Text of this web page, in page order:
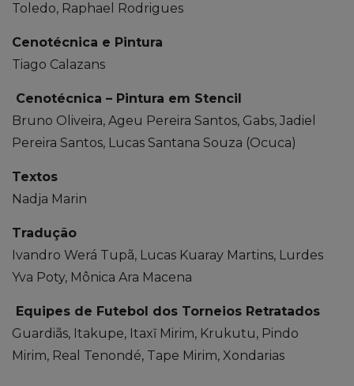
Toledo, Raphael Rodrigues
Cenotécnica e Pintura
Tiago Calazans
Cenotécnica – Pintura em Stencil
Bruno Oliveira, Ageu Pereira Santos, Gabs, Jadiel
Pereira Santos, Lucas Santana Souza (Ocuca)
Textos
Nadja Marin
Tradução
Ivandro Werá Tupã, Lucas Kuaray Martins, Lurdes
Yva Poty, Mônica Ara Macena
Equipes de Futebol dos Torneios Retratados
Guardiãs, Itakupe, Itaxĩ Mirim, Krukutu, Pindo
Mirim, Real Tenondé, Tape Mirim, Xondarias